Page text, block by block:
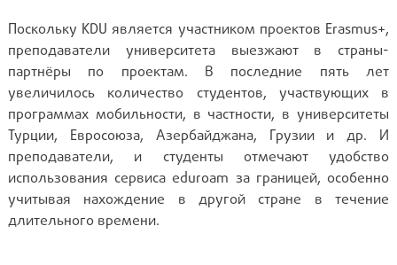
Поскольку KDU является участником проектов Erasmus+,
преподаватели университета выезжают в страны-
партнёры по проектам. В последние пять лет
увеличилось количество студентов, участвующих в
программах мобильности, в частности, в университеты
Турции, Евросоюза, Азербайджана, Грузии и др. И
преподаватели, и студенты отмечают удобство
использования сервиса eduroam за границей, особенно
учитывая нахождение в другой стране в течение
длительного времени.